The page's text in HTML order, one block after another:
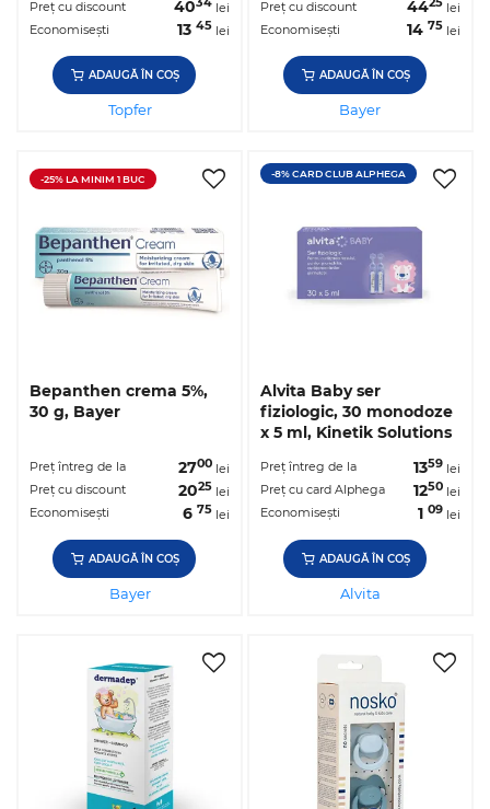
Preț cu discount
4034 lei
Economisești
1345 lei
ADAUGĂ ÎN COȘ
Topfer
Preț cu discount
4425 lei
Economisești
14 75 lei
ADAUGĂ ÎN COȘ
Bayer
-25% LA MINIM 1 BUC
Bepanthen crema 5%,
30 g, Bayer
Preț întreg de la 2700 lei
Preț cu discount
2025 lei
Economisești
675 lei
ADAUGĂ ÎN COȘ
Bayer
-8% CARD CLUB ALPHEGA
Alvita Baby ser
fiziologic, 30 monodoze
x 5 ml, Kinetik Solutions
Preț întreg de la 1359 lei
Preț cu card Alphega
1250 lei
Economisești
1 09 lei
ADAUGĂ ÎN COȘ
Alvita